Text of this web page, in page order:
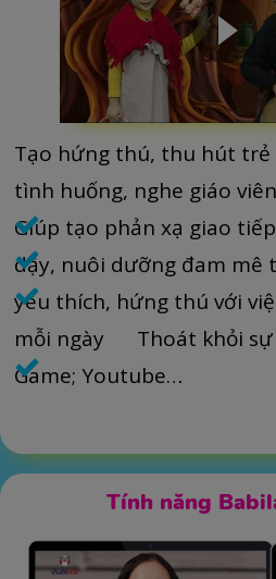
Tính năng
Tạo hứng thú, thu hút trẻ
tình huống, nghe giáo
Giúp tạo phản xạ giao
dậy, nuôi dưỡng đam
yêu thích, hứng thú với
mỗi ngày Thoát khỏi sự
Game; Youtube…